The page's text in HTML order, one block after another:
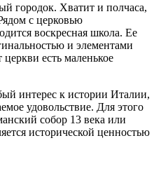
городок. Хватит и полчаса,
с церковью
воскресная школа. Ее
и элементами
есть маленькое
интерес к истории Италии,
удовольствие. Для этого
собор 13 века или
исторической ценностью